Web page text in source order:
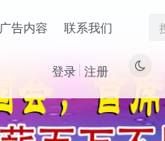
广告内容 联系我们
登录 注册